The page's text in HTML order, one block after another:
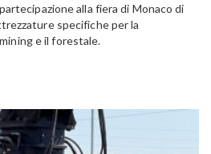
alla fiera di Monaco di
specifiche per la
e il forestale.